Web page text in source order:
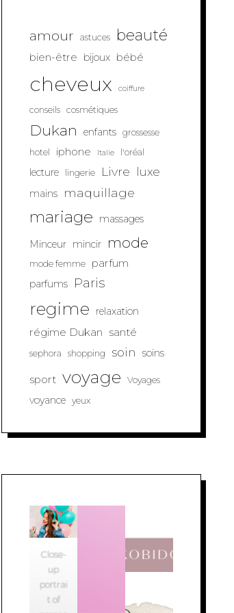
amour astuces beauté
bien-être bijoux bébé
cheveux coiffure
conseils cosmétiques
Dukan enfants grossesse
hotel
iphone Italie l'oréal
lecture lingerie Livre luxe
mains maquillage
mariage massages
Minceur mincir mode
mode femme parfum
parfums Paris
regime relaxation
régime Dukan santé
sephora shopping soin soins
sport voyage Voyages
voyance yeux
Close-
up
portrai
t of